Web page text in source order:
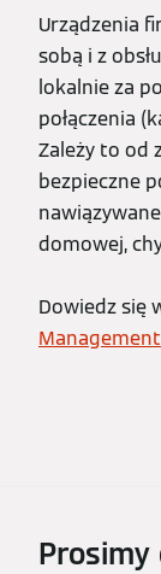
Urządzenia
sobą i z
lokalnie za
połączenia
Zależy to od
bezpieczne
domowej,
Dowiedz się
Management
Prosimy